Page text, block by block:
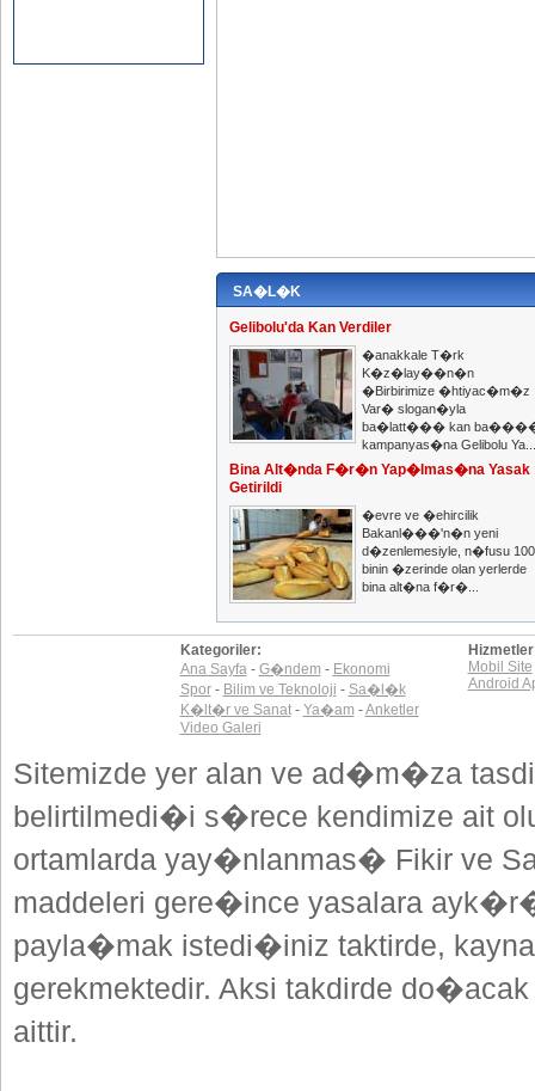
SA�L�K
Gelibolu'da Kan Verdiler
�anakkale T�rk
K�z�lay��n�n
�Birbirimize �htiyac�m�z
Var� slogan�yla
ba�latt��� kan
kampanyas�na Gelibolu Ya...
Bina Alt�nda F�r�n Yap�lmas�na Yasak
Getirildi
�evre ve �ehircilik
Bakanl���'n�n yeni
d�zenlemesiyle, n�fusu 100
binin �zerinde olan yerlerde
bina alt�na f�r�...
Kategoriler:
Ana Sayfa- G�ndem - Ekonomi
Spor- Bilim ve Teknoloji - Sa�l�k
K�lt�r ve Sanat- Ya�am -Anketler
Video Galeri
Mobil Site
Android
Sitemizde yer alan ve ad�m�za
belirtilmedi�i s�rece kendimize ait
ortamlarda yay�nlanmas� Fikir ve
maddeleri gere�ince yasalara
payla�mak istedi�iniz taktirde,
gerekmektedir. Aksi takdirde
aittir.